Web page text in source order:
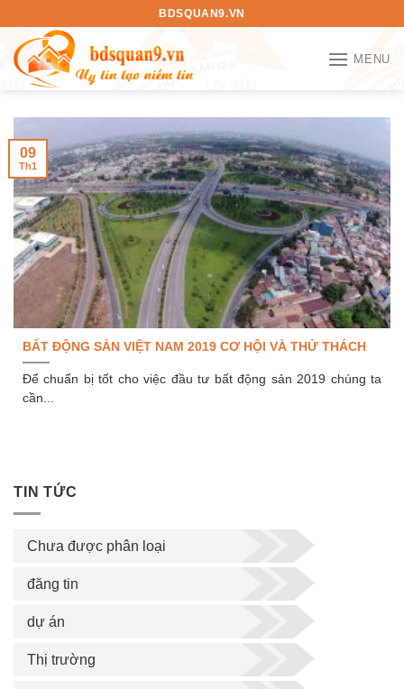
nội
dung
BDSQUAN9.VN
MENU
TIN TỨC
Chưa được phân loại
đăng tin
dự án
Thị trường
BẤT ĐỘNG SẢN VIỆT NAM 2019 CƠ HỘI VÀ THỬ THÁCH
Để chuẩn bị tốt cho việc đầu tư bất động sản 2019 chúng ta
cần...
09
Th1